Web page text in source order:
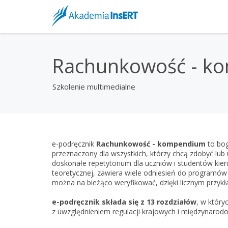
Rachunkowość -
Szkolenie multimedialne
e-podręcznik Rachunkowość - kompendium to
przeznaczony dla wszystkich, którzy chcą zdobyć
doskonałe repetytorium dla uczniów i studentów
teoretycznej, zawiera wiele odniesień do
można na bieżąco weryfikować, dzięki licznym
e-podręcznik składa się z 13 rozdziałów, w
z uwzględnieniem regulacji krajowych i